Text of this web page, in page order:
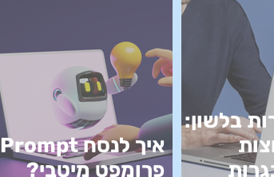
בלשון:
פרומפט מיטבי?